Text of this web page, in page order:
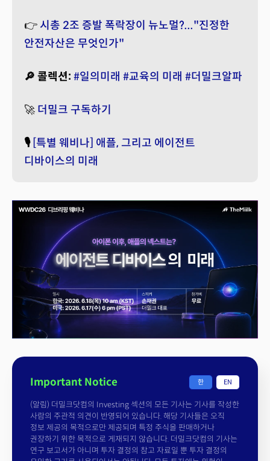
👉 시총 2조 증발 폭락장이 뉴노멀?..."진정한
안전자산은 무엇인가"
🔎 콜렉션: #일의미래 #교육의 미래 #더밀크알파
🚀 더밀크 구독하기
🎙️[특별 웨비나] 애플, 그리고 에이전트
디바이스의 미래
Important Notice 한 EN
(알림) 더밀크닷컴의 Investing 섹션의 모든 기사는 기사를 작성한
사람의 주관적 의견이 반영되어 있습니다. 해당 기사들은 오직
정보 제공의 목적으로만 제공되며 특정 주식을 판매하거나
권장하기 위한 목적으로 게재되지 않습니다. 더밀크닷컴의 기사는
연구 보고서가 아니며 투자 결정의 참고 자료일 뿐 투자 결정의